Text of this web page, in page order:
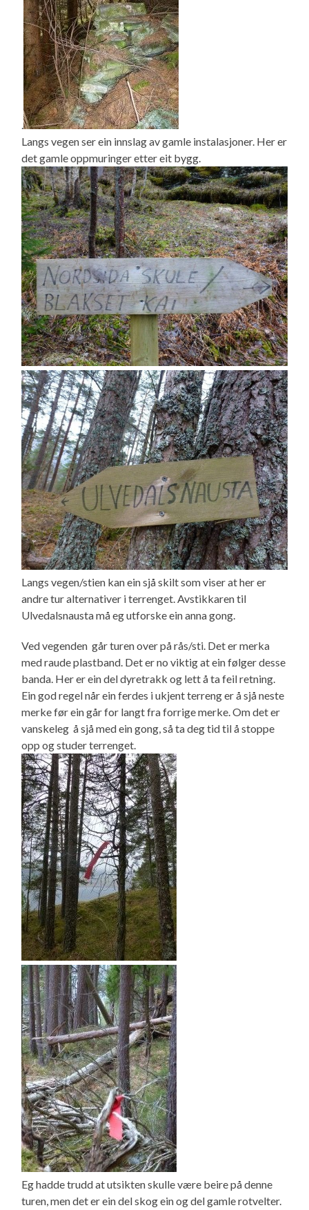
.
Langs vegen ser ein innslag av gamle instalasjoner. Her er
det gamle oppmuringer etter eit bygg.
Langs vegen/stien kan ein sjå skilt som viser at her er
andre tur alternativer i terrenget. Avstikkaren til
Ulvedalsnausta må eg utforske ein anna gong.
Ved vegenden går turen over på rås/sti. Det er merka
med raude plastband. Det er no viktig at ein følger desse
banda. Her er ein del dyretrakk og lett å ta feil retning.
Ein god regel når ein ferdes i ukjent terreng er å sjå neste
merke før ein går for langt fra forrige merke. Om det er
vanskeleg å sjå med ein gong, så ta deg tid til å stoppe
opp og studer terrenget.
Eg hadde trudd at utsikten skulle være beire på denne
turen, men det er ein del skog ein og del gamle rotvelter.